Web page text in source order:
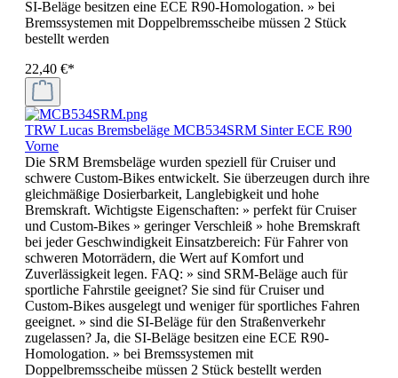
SI-Beläge besitzen eine ECE R90-Homologation. » bei
Bremssystemen mit Doppelbremsscheibe müssen 2 Stück
bestellt werden
22,40 €*
TRW Lucas Bremsbeläge MCB534SRM Sinter ECE R90
Vorne
Die SRM Bremsbeläge wurden speziell für Cruiser und
schwere Custom-Bikes entwickelt. Sie überzeugen durch ihre
gleichmäßige Dosierbarkeit, Langlebigkeit und hohe
Bremskraft. Wichtigste Eigenschaften: » perfekt für Cruiser
und Custom-Bikes » geringer Verschleiß » hohe Bremskraft
bei jeder Geschwindigkeit Einsatzbereich: Für Fahrer von
schweren Motorrädern, die Wert auf Komfort und
Zuverlässigkeit legen. FAQ: » sind SRM-Beläge auch für
sportliche Fahrstile geeignet? Sie sind für Cruiser und
Custom-Bikes ausgelegt und weniger für sportliches Fahren
geeignet. » sind die SI-Beläge für den Straßenverkehr
zugelassen? Ja, die SI-Beläge besitzen eine ECE R90-
Homologation. » bei Bremssystemen mit
Doppelbremsscheibe müssen 2 Stück bestellt werden